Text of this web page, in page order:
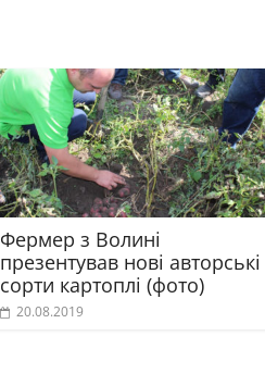
Фермер з Волині
презентував нові авторські
сорти картоплі (фото)
20.08.2019